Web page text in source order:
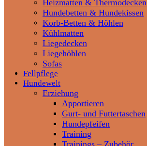
Heizmatten & Thermodecken
Hundebetten & Hundekissen
Korb-Betten & Höhlen
Kühlmatten
Liegedecken
Liegehöhlen
Sofas
Fellpflege
Hundewelt
Erziehung
Apportieren
Gurt- und Futtertaschen
Hundepfeifen
Training